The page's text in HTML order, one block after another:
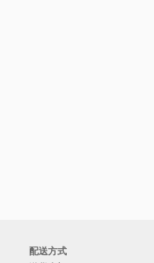
配送方式